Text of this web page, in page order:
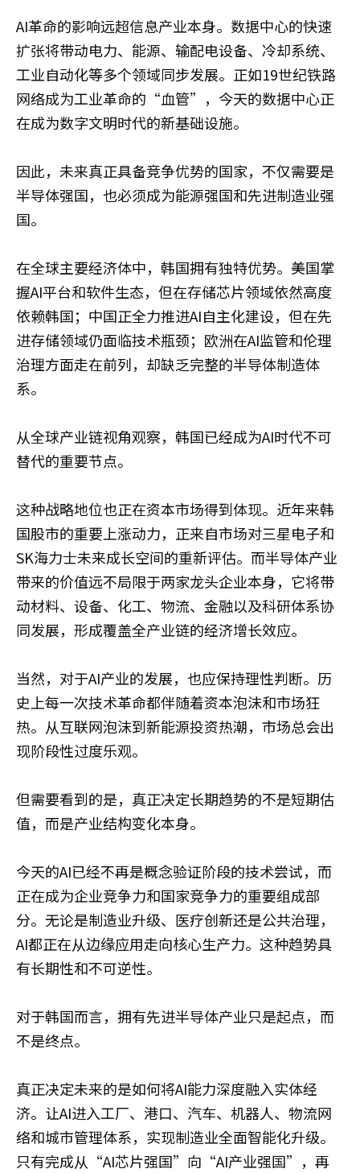
AI革命的影响远超信息产业本身。数据中心的快速
扩张将带动电力、能源、输配电设备、冷却系统、
工业自动化等多个领域同步发展。正如19世纪铁路
网络成为工业革命的“血管”，今天的数据中心正
在成为数字文明时代的新基础设施。
因此，未来真正具备竞争优势的国家，不仅需要是
半导体强国，也必须成为能源强国和先进制造业强
国。
在全球主要经济体中，韩国拥有独特优势。美国掌
握AI平台和软件生态，但在存储芯片领域依然高度
依赖韩国；中国正全力推进AI自主化建设，但在先
进存储领域仍面临技术瓶颈；欧洲在AI监管和伦理
治理方面走在前列，却缺乏完整的半导体制造体
系。
从全球产业链视角观察，韩国已经成为AI时代不可
替代的重要节点。
这种战略地位也正在资本市场得到体现。近年来韩
国股市的重要上涨动力，正来自市场对三星电子和
SK海力士未来成长空间的重新评估。而半导体产业
带来的价值远不局限于两家龙头企业本身，它将带
动材料、设备、化工、物流、金融以及科研体系协
同发展，形成覆盖全产业链的经济增长效应。
当然，对于AI产业的发展，也应保持理性判断。历
史上每一次技术革命都伴随着资本泡沫和市场狂
热。从互联网泡沫到新能源投资热潮，市场总会出
现阶段性过度乐观。
但需要看到的是，真正决定长期趋势的不是短期估
值，而是产业结构变化本身。
今天的AI已经不再是概念验证阶段的技术尝试，而
正在成为企业竞争力和国家竞争力的重要组成部
分。无论是制造业升级、医疗创新还是公共治理，
AI都正在从边缘应用走向核心生产力。这种趋势具
有长期性和不可逆性。
对于韩国而言，拥有先进半导体产业只是起点，而
不是终点。
真正决定未来的是如何将AI能力深度融入实体经
济。让AI进入工厂、港口、汽车、机器人、物流网
络和城市管理体系，实现制造业全面智能化升级。
只有完成从“AI芯片强国”向“AI产业强国”，再